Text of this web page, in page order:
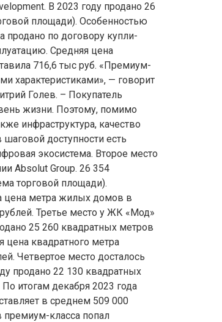
В 2023 году продано 26
площади). Особенностью
продано по договору купли-
Средняя цена
716,6 тыс руб. «Премиум-
характеристиками», — говорит
Голев. – Покупатель
жизни. Поэтому, помимо
инфраструктура, качество
доступности есть
экосистема. Второе место
Absolut Group. 26 354
торговой площади).
цена метра жилых домов в
Третье место у ЖК «Мод»
25 260 квадратных метров
цена квадратного метра
Четвертое место досталось
продано 22 130 квадратных
итогам декабря 2023 года
в среднем 509 000
класса попал